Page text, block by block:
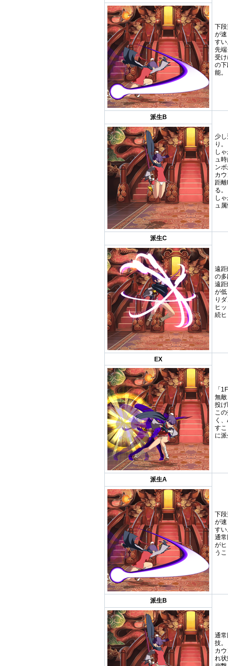
下
が
すい
先
受
の
能。
派生B
少
り。
し
ュ
ン
カ
距
る。
し
ュ
派生C
遠
の
遠
が
り
ヒ
続
EX
「
無
投
こ
く
す
に
派生A
下
が
すい
通
が
う
派生B
通
技。
カ
れ